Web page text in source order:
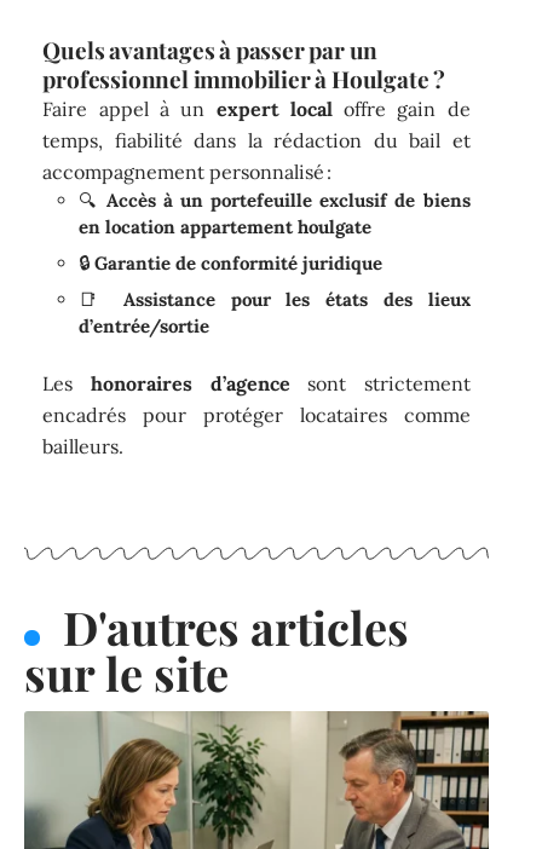
Quels avantages à passer par un
professionnel immobilier à Houlgate ?
Faire appel à un expert localoffre gain de
temps, fiabilité dans la rédaction du bail et
accompagnement personnalisé :
🔍 Accès à un portefeuille exclusif de biens
en location appartement houlgate
🔒Garantie de conformité juridique
📑 Assistance pour les états des lieux
d’entrée/sortie
Les honoraires d’agence sont strictement
encadrés pour protéger locataires comme
bailleurs.
D'autres articles
sur le site